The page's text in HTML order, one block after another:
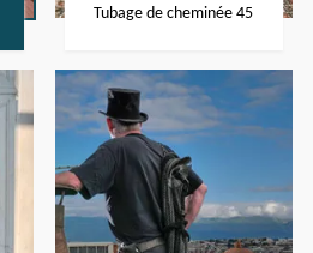
Tubage de cheminée 45